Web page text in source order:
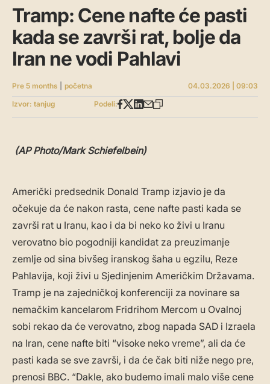
Tramp: Cene nafte će pasti
kada se završi rat, bolje da
Iran ne vodi Pahlavi
Pre 5 months početna
04.03.2026 | 09:03
Izvor: tanjug
Podeli:
(AP Photo/Mark Schiefelbein)
Američki predsednik Donald Tramp izjavio je da
očekuje da će nakon rasta, cene nafte pasti kada se
završi rat u Iranu, kao i da bi neko ko živi u Iranu
verovatno bio pogodniji kandidat za preuzimanje
zemlje od sina bivšeg iranskog šaha u egzilu, Reze
Pahlavija, koji živi u Sjedinjenim Američkim Državama.
Tramp je na zajedničkoj konferenciji za novinare sa
nemačkim kancelarom Fridrihom Mercom u Ovalnoj
sobi rekao da će verovatno, zbog napada SAD i Izraela
na Iran, cene nafte biti “visoke neko vreme”, ali da će
pasti kada se sve završi, i da će čak biti niže nego pre,
prenosi BBC. “Dakle, ako budemo imali malo više cene